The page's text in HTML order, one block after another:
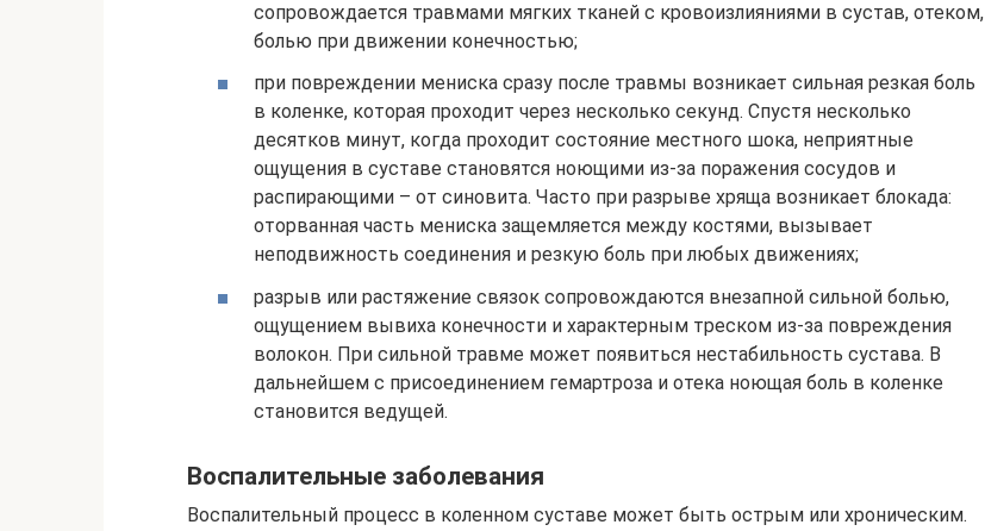
сопровождается травмами мягких тканей с кровоизлияниями в сустав, отеком,
болью при движении конечностью;
при повреждении мениска сразу после травмы возникает сильная резкая боль
в коленке, которая проходит через несколько секунд. Спустя несколько
десятков минут, когда проходит состояние местного шока, неприятные
ощущения в суставе становятся ноющими из-за поражения сосудов и
распирающими – от синовита. Часто при разрыве хряща возникает блокада:
оторванная часть мениска защемляется между костями, вызывает
неподвижность соединения и резкую боль при любых движениях;
разрыв или растяжение связок сопровождаются внезапной сильной болью,
ощущением вывиха конечности и характерным треском из-за повреждения
волокон. При сильной травме может появиться нестабильность сустава. В
дальнейшем с присоединением гемартроза и отека ноющая боль в коленке
становится ведущей.
Воспалительные заболевания
Воспалительный процесс в коленном суставе может быть острым или хроническим.